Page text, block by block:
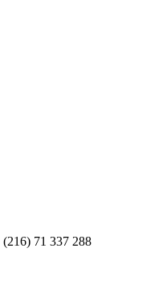
(216) 71 337 288